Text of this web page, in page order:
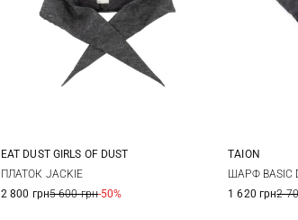
EAT DUST GIRLS OF DUST
ПЛАТОК JACKIE
2 800 грн5 600 грн-50%
TAION
ШАРФ BASIC
1 620 грн2